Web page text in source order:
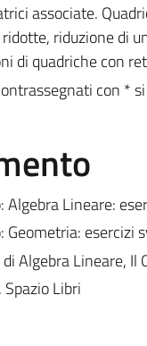
associate.
riduzione di
di quadriche con
con *
Lineare:
esercizi
Algebra Lineare, Il
Libri